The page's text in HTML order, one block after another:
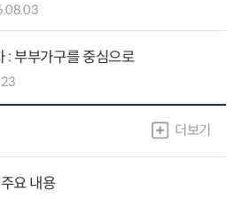
: 부부가구를 중심으로
더보기
요 내용